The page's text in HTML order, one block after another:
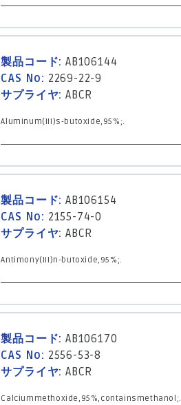
製品コード: AB106144
CAS No: 2269-22-9
サプライヤ: ABCR
Aluminum(III)s-butoxide,95%;.
製品コード: AB106154
CAS No: 2155-74-0
サプライヤ: ABCR
Antimony(III)n-butoxide,95%;.
製品コード: AB106170
CAS No: 2556-53-8
サプライヤ: ABCR
Calciummethoxide,95%,containsmethanol;.